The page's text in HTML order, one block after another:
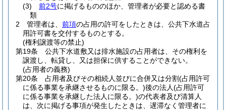
(3)
前2号に掲げるもののほか、管理者が必要と認める書
類
2
管理者は、 前項の占用の許可をしたときは、公共下水道占
用許可書を交付するものとする。
(権利譲渡等の禁止)
第19条
公共下水道敷又は排水施設の占用者は、その権利を
譲渡し、転貸し、又は担保に供することができない。
(占用者の義務)
第20条
占用者及びその相続人並びに合併又は分割(占用許可
に係る事業を承継させるものに限る。)後の法人(占用許可
に係る事業を承継した法人に限る。)の代表者及び清算人
は、次に掲げる事項が発生したときは、遅滞なく管理者に